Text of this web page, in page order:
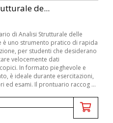
de...
di Analisi Strutturale delle
è uno strumento pratico di rapida
per studenti che desiderano
velocemente dati
In formato pieghevole e
è ideale durante esercitazioni,
ed esami. Il prontuario raccog ...